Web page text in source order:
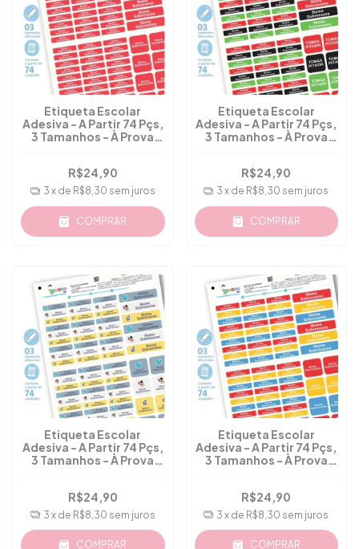
Etiqueta Escolar
Adesiva - A Partir 74 Pçs,
3 Tamanhos - À Prova
R$24,90
3 x de R$8,30 sem juros
COMPRAR
Etiqueta Escolar
Adesiva - A Partir 74 Pçs,
3 Tamanhos - À Prova
R$24,90
3 x de R$8,30 sem juros
COMPRAR
Etiqueta Escolar
Adesiva - A Partir 74 Pçs,
3 Tamanhos - À Prova
R$24,90
3 x de R$8,30 sem juros
COMPRAR
Etiqueta Escolar
Adesiva - A Partir 74 Pçs,
3 Tamanhos - À Prova
R$24,90
3 x de R$8,30 sem juros
COMPRAR